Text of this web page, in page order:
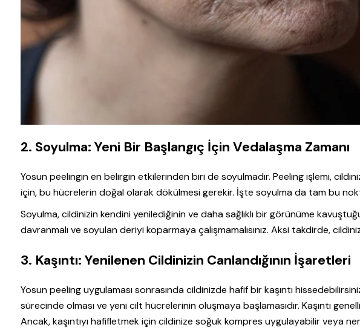
2. Soyulma: Yeni Bir Başlangıç İçin Vedalaşma Zamanı
Yosun peelingin en belirgin etkilerinden biri de soyulmadır. Peeling işlemi,
için, bu hücrelerin doğal olarak dökülmesi gerekir. İşte soyulma da tam bu
Soyulma, cildinizin kendini yenilediğinin ve daha sağlıklı bir görünüme
davranmalı ve soyulan deriyi koparmaya çalışmamalısınız. Aksi takdirde,
3. Kaşıntı: Yenilenen Cildinizin Canlandığının İşaretleri
Yosun peeling uygulaması sonrasında cildinizde hafif bir kaşıntı
sürecinde olması ve yeni cilt hücrelerinin oluşmaya başlamasıdır. Kaşıntı
Ancak, kaşıntıyı hafifletmek için cildinize soğuk kompres uygulayabilir veya